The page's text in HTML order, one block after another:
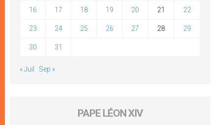
16 17 18 19 20 21 22
23 24 25 26 27 28 29
30 31
« Juil Sep »
PAPE LÉON XIV